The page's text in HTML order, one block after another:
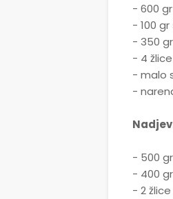
- 600
- 100
- 350
- 4
- malo
-
- 500
- 400
- 2